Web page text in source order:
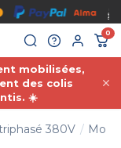
0
mobilisées,
des colis
☀️
380V